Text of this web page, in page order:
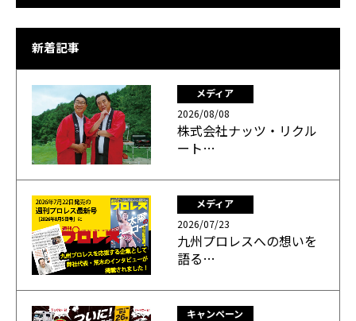
新着記事
メディア
2026/08/08
株式会社ナッツ・リクル
ート…
メディア
2026/07/23
九州プロレスへの想いを
語る…
キャンペーン